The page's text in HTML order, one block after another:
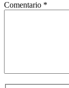
Comentario *